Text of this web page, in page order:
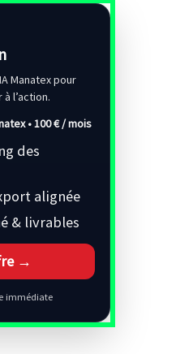
Manatex pour
l’action.
•100 € / mois
des
alignée
& livrables
→
immédiate